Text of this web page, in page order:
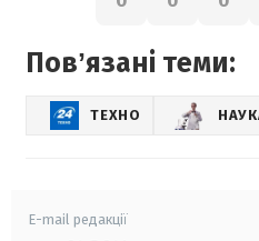
Повʼязані теми:
ТЕХНО
E-mail редакції